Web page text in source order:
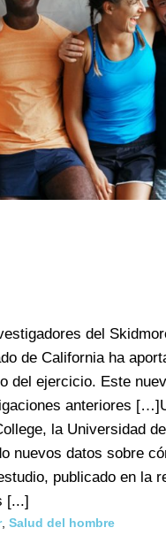
del
de California ha
del ejercicio. Este
anteriores
la Universidad
nuevos datos sobre
publicado en la
[...]
, Salud del hombre